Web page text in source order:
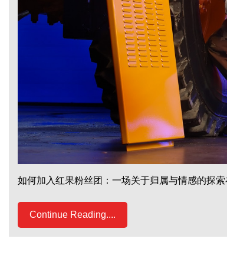
如何加入红果粉丝团：一场关于归属与情感的探
Continue Reading....